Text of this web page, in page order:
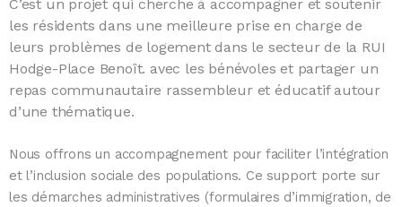
C’est un projet qui cherche à accompagner et soutenir
les résidents dans une meilleure prise en charge de
leurs problèmes de logement dans le secteur de la RUI
Hodge-Place Benoît. avec les bénévoles et partager un
repas communautaire rassembleur et éducatif autour
d’une thématique.
Nous offrons un accompagnement pour faciliter l’intégration
et l’inclusion sociale des populations. Ce support porte sur
les démarches administratives (formulaires d’immigration, de